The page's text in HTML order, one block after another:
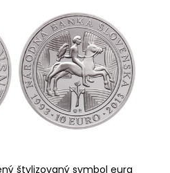
štylizovaný symbol eura